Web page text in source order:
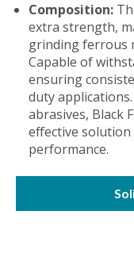
Composition:
extra strength,
grinding ferrous
Capable of
ensuring
duty
abrasives, Black
effective
performance.